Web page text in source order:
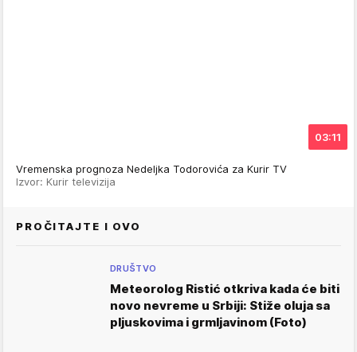
03:11
Vremenska prognoza Nedeljka Todorovića za Kurir TV
Izvor: Kurir televizija
PROČITAJTE I OVO
DRUŠTVO
Meteorolog Ristić otkriva kada će biti
novo nevreme u Srbiji: Stiže oluja sa
pljuskovima i grmljavinom (Foto)